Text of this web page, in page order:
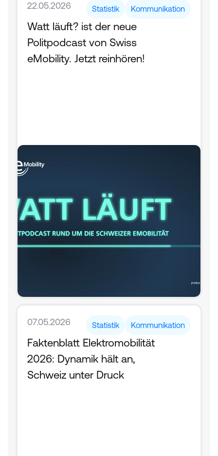
22.05.2026 Statistik Kommunikation
Watt läuft? ist der neue
Politpodcast von Swiss
eMobility. Jetzt reinhören!
07.05.2026 Statistik Kommunikation
Faktenblatt Elektromobilität
2026: Dynamik hält an,
Schweiz unter Druck